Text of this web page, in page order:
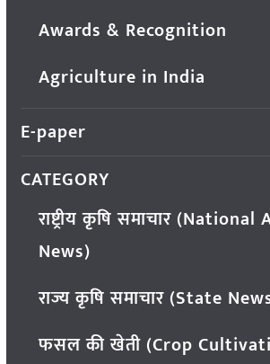
Awards & Recognition
Agriculture in India
E-paper
CATEGORY
राष्ट्रीय कृषि समाचार
News)
राज्य कृषि समाचार (State
फसल की खेती (Crop